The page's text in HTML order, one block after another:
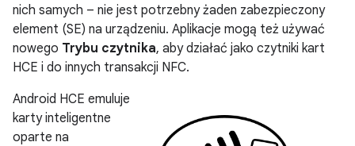
nich samych – nie jest potrzebny żaden zabezpieczony
element (SE) na urządzeniu. Aplikacje mogą też używać
nowego Trybu czytnika, aby działać jako czytniki kart
HCE i do innych transakcji NFC.
Android HCE emuluje
karty inteligentne
oparte na